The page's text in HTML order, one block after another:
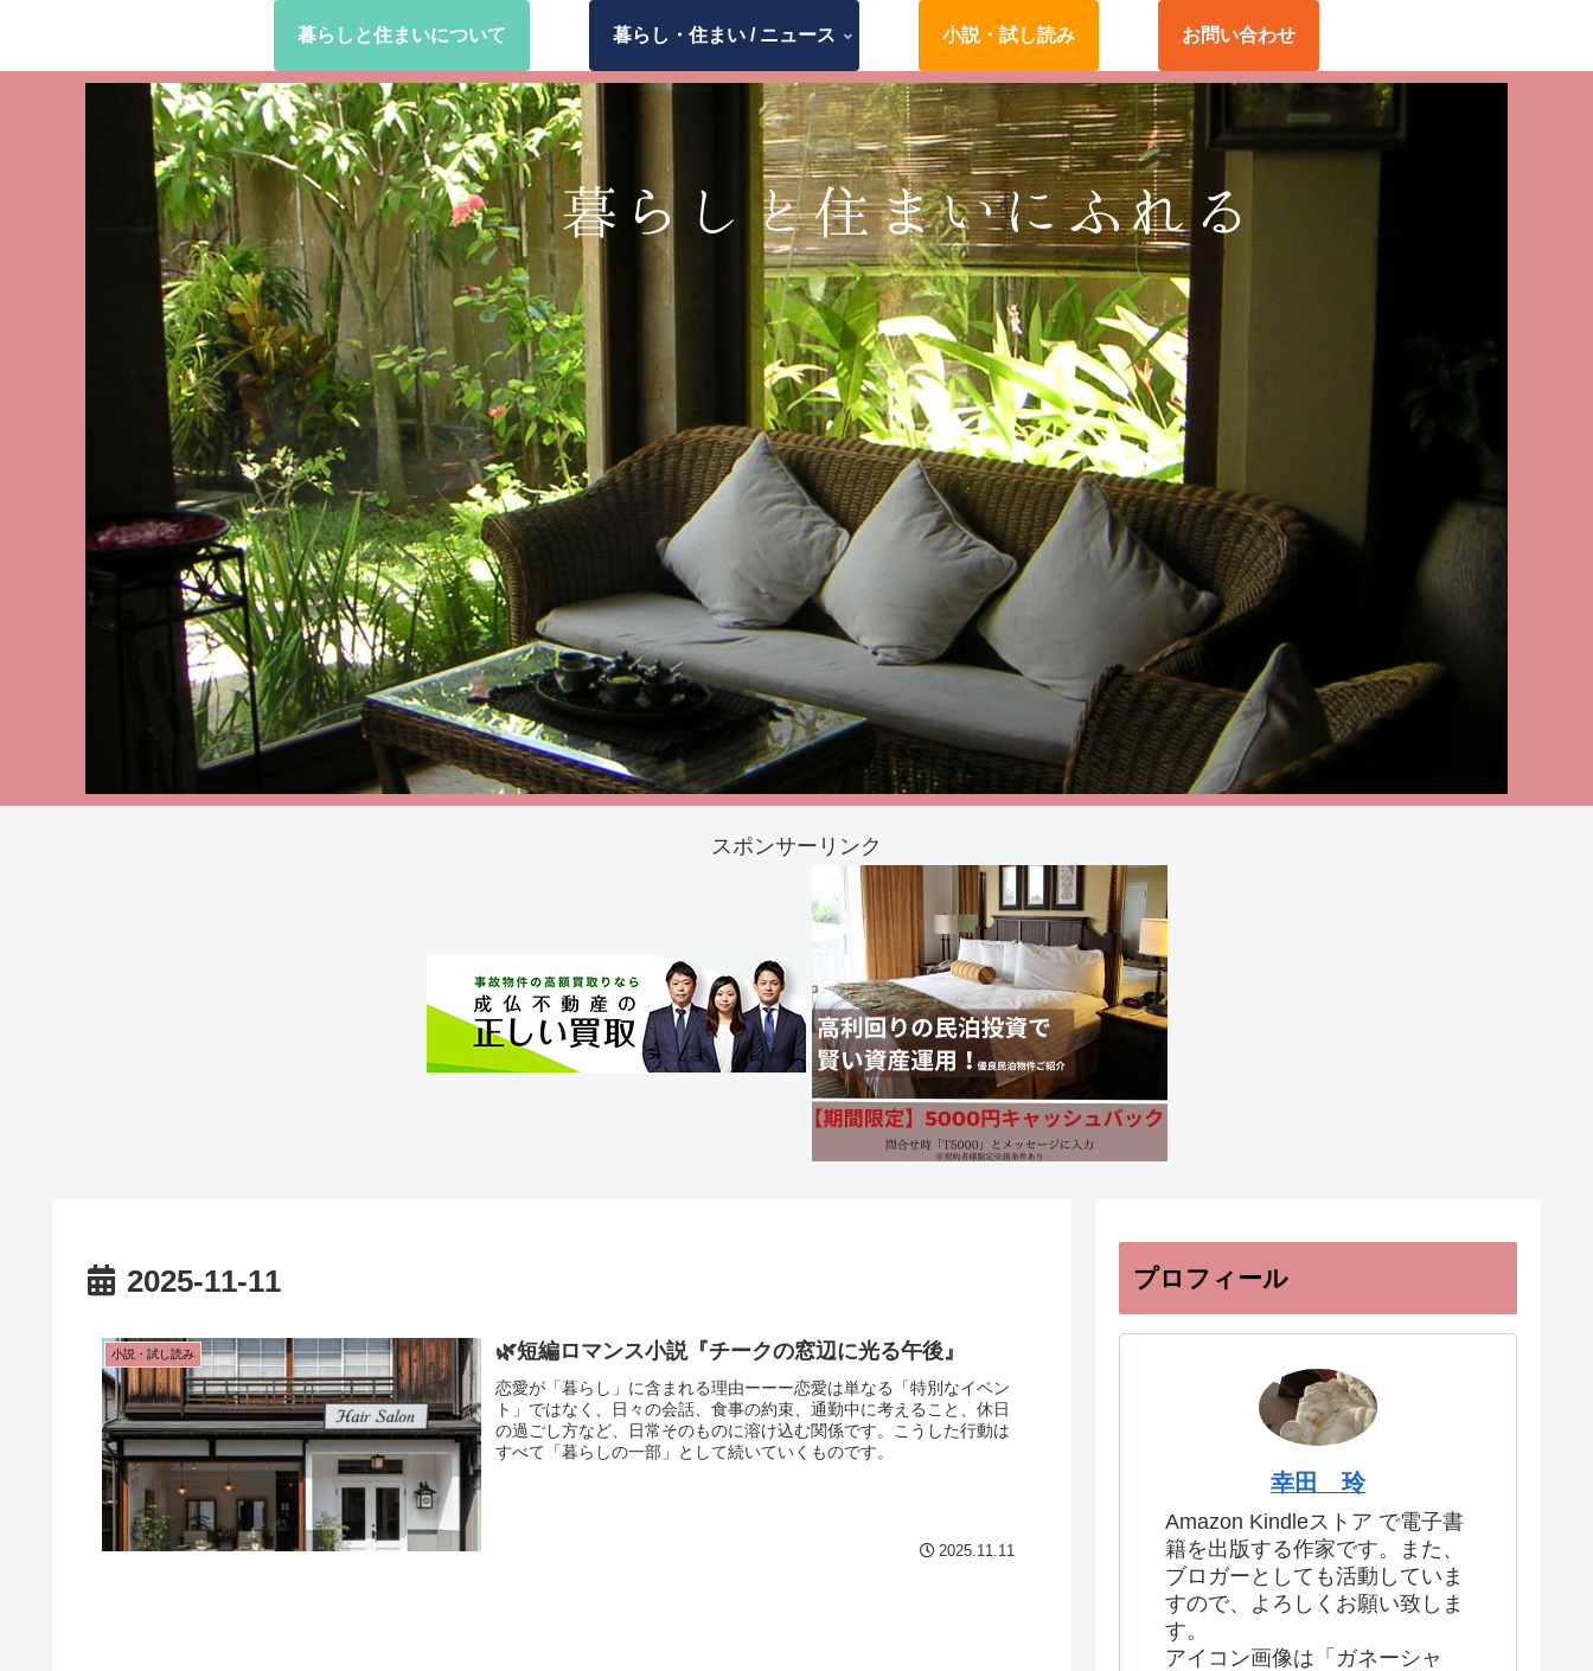
暮らしと住まいについて 暮らし・住まい / ニュース 小説・試し読み お問い合わせ
スポンサーリンク
2025-11-11
小説・試し読み 🌿短編ロマンス小説『チークの窓辺に光る午後』
恋愛が「暮らし」に含まれる理由ーーー恋愛は単なる「特別なイベン
ト」ではなく、日々の会話、食事の約束、通勤中に考えること、休日
の過ごし方など、日常そのものに溶け込む関係です。こうした行動は
すべて「暮らしの一部」として続いていくものです。
2025.11.11
プロフィール
幸田 玲
Amazon Kindleストア で電子書
籍を出版する作家です。また、
ブロガーとしても活動していま
すので、よろしくお願い致しま
す。
アイコン画像は「ガネーシャ